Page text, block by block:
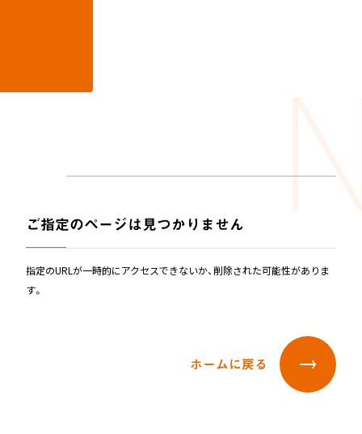
ホーム
新製品情報 お知らせ ニュースリリース
NONAKAのなか、探検隊！
NONAKAのなか、探検隊！
会社情報
乗用玩具＆電動乗用
木'sシリーズ
Not found
ご指定のページは見つかりません
指定のURLが一時的にアクセスできないか、削除された可能性がありま
す。
ホームに戻る